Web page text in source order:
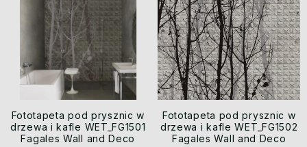
Fototapeta pod prysznic w
drzewa i kafle WET_FG1501
Fagales Wall and Deco
Fototapeta pod prysznic w
drzewa i kafle WET_FG1502
Fagales Wall and Deco